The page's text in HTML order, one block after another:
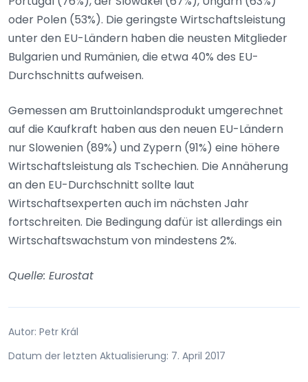
oder Polen (53%). Die geringste Wirtschaftsleistung
unter den EU-Ländern haben die neusten Mitglieder
Bulgarien und Rumänien, die etwa 40% des EU-
Durchschnitts aufweisen.
Gemessen am Bruttoinlandsprodukt umgerechnet
auf die Kaufkraft haben aus den neuen EU-Ländern
nur Slowenien (89%) und Zypern (91%) eine höhere
Wirtschaftsleistung als Tschechien. Die Annäherung
an den EU-Durchschnitt sollte laut
Wirtschaftsexperten auch im nächsten Jahr
fortschreiten. Die Bedingung dafür ist allerdings ein
Wirtschaftswachstum von mindestens 2%.
Quelle: Eurostat
Autor: Petr Král
Datum der letzten Aktualisierung: 7. April 2017